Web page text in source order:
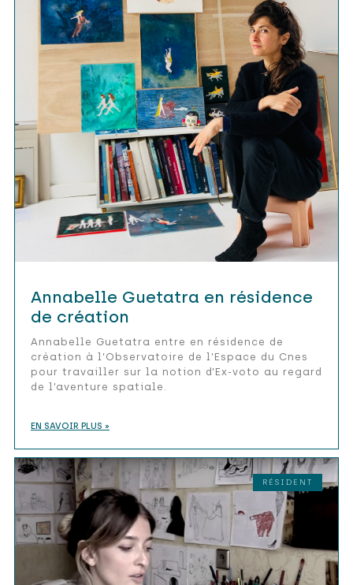
Annabelle Guetatra en résidence
de création
Annabelle Guetatra entre en résidence de
création à l’Observatoire de l’Espace du Cnes
pour travailler sur la notion d’Ex-voto au regard
de l’aventure spatiale.
EN SAVOIR PLUS »
RÉSIDENT